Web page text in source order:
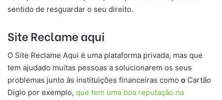
sentido de resguardar o seu direito.
Site Reclame aqui
O Site Reclame Aqui é uma plataforma privada, mas que
tem ajudado muitas pessoas a solucionarem os seus
problemas junto às instituições financeiras como o Cartão
Digio por exemplo, que tem uma boa reputação na